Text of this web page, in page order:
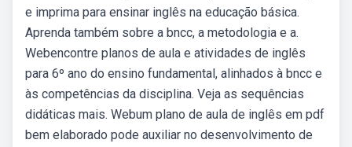
e imprima para ensinar inglês na educação básica.
Aprenda também sobre a bncc, a metodologia e a.
Webencontre planos de aula e atividades de inglês
para 6º ano do ensino fundamental, alinhados à bncc e
às competências da disciplina. Veja as sequências
didáticas mais. Webum plano de aula de inglês em pdf
bem elaborado pode auxiliar no desenvolvimento de